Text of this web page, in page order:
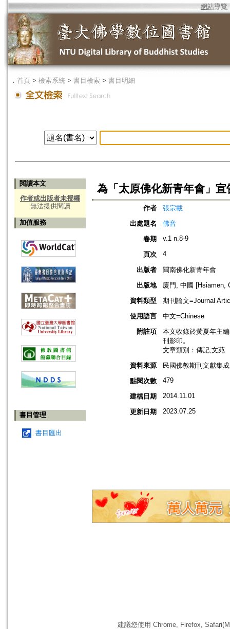
網站導覽
． 首頁 > 檢索系統 > 書目檢索 > 書目明細
閱讀本文
作者或出版者未授權
無法提供閱讀
加值服務
書目管理
書目匯出
為「太原佛化新青年會」宣
作者
張宗載
出處題名
佛音
卷期
v.1 n.8-9
頁次 4
出版者
閩南佛化新青年會
出版地
廈門, 中國 [Hsiamen,
資料類型
期刊論文=Journal
使用語言
中文=Chinese
附註項
本文收錄於黃夏年主
刊影印。
文章類別：傳記,文苑
資料來源
民國佛教期刊文獻集
點閱次數
479
建檔日期 2014.11.01
更新日期 2023.07.25
建議您使用 Chrome, Firefox,